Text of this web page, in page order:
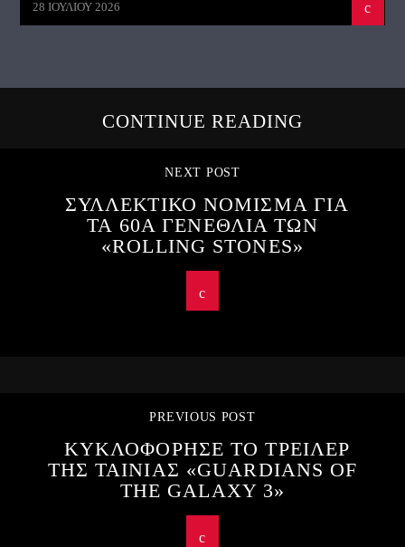
28 ΙΟΥΛΊΟΥ 2026
CONTINUE READING
NEXT POST
ΣΥΛΛΕΚΤΙΚΟ ΝΟΜΙΣΜΑ ΓΙΑ
ΤΑ 60Α ΓΕΝΕΘΛΙΑ ΤΩΝ
«ROLLING STONES»
PREVIOUS POST
ΚΥΚΛΟΦΟΡΗΣΕ ΤΟ ΤΡΕΙΛΕΡ
ΤΗΣ ΤΑΙΝΙΑΣ «GUARDIANS OF
THE GALAXY 3»